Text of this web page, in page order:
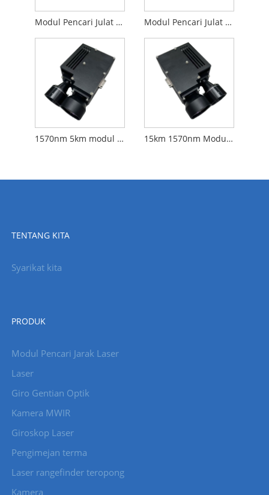
Modul Pencari Julat Laser 30km Modul Pencari Julat Laser 65km
1570nm 5km modul laser anti-drone 15km 1570nm Modul Rangefinder Laser Opo
TENTANG KITA
Syarikat kita
PRODUK
Modul Pencari Jarak Laser
Laser
Giro Gentian Optik
Kamera MWIR
Giroskop Laser
Pengimejan terma
Laser rangefinder teropong
Kamera